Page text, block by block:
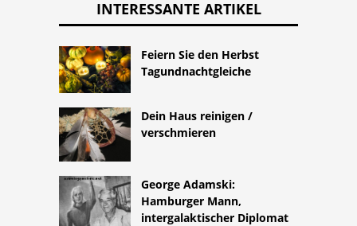
INTERESSANTE ARTIKEL
Feiern Sie den Herbst
Tagundnachtgleiche
Dein Haus reinigen /
verschmieren
George Adamski:
Hamburger Mann,
intergalaktischer Diplomat